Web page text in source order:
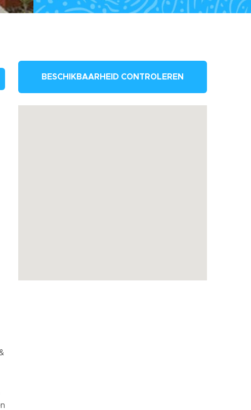
BESCHIKBAARHEID CONTROLEREN